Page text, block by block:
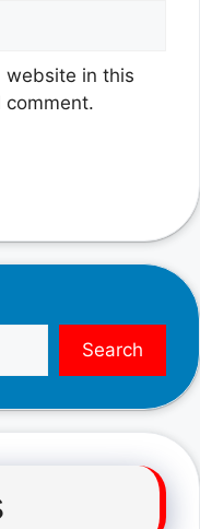
website in this
Search